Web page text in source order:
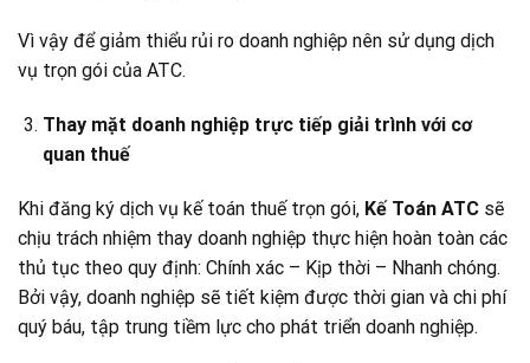
Vì vậy để giảm thiểu rủi ro doanh nghiệp nên sử dụng dịch
vụ trọn gói của ATC.
Thay mặt doanh nghiệp trực tiếp giải trình với cơ
quan thuế
Khi đăng ký dịch vụ kế toán thuế trọn gói, Kế Toán ATC sẽ
chịu trách nhiệm thay doanh nghiệp thực hiện hoàn toàn các
thủ tục theo quy định: Chính xác – Kịp thời – Nhanh chóng.
Bởi vậy, doanh nghiệp sẽ tiết kiệm được thời gian và chi phí
quý báu, tập trung tiềm lực cho phát triển doanh nghiệp.